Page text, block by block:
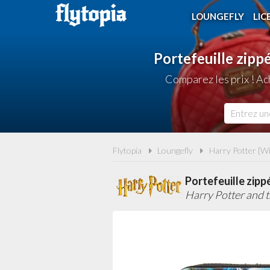
LOUNGEFLY
Portefeuille
Comparez les prix !
Flytopia Loungefly Harry Potter
Portefeuille
Harry Potter and